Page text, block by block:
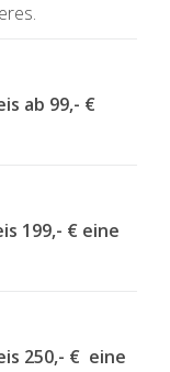
99,- €
€ eine
250,- € eine